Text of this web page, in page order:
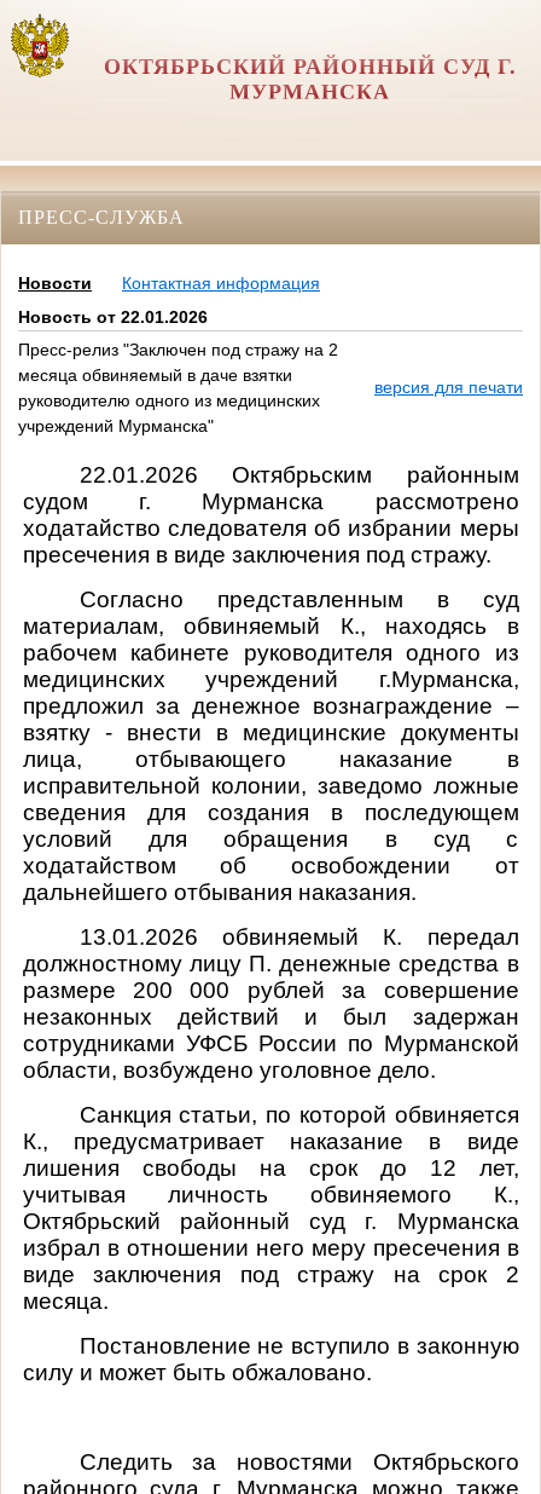
ОКТЯБРЬСКИЙ РАЙОННЫЙ СУД Г.
МУРМАНСКА
ПРЕСС-СЛУЖБА
Новости
Контактная информация
Новость от 22.01.2026
Пресс-релиз "Заключен под стражу на 2
месяца обвиняемый в даче взятки
руководителю одного из медицинских
учреждений Мурманска"
версия для печати
22.01.2026 Октябрьским районным
судом г. Мурманска рассмотрено
ходатайство следователя об избрании меры
пресечения в виде заключения под стражу.
Согласно представленным в суд
материалам, обвиняемый К., находясь в
рабочем кабинете руководителя одного из
медицинских учреждений г.Мурманска,
предложил за денежное вознаграждение –
взятку - внести в медицинские документы
лица, отбывающего наказание в
исправительной колонии, заведомо ложные
сведения для создания в последующем
условий для обращения в суд с
ходатайством об освобождении от
дальнейшего отбывания наказания.
13.01.2026 обвиняемый К. передал
должностному лицу П. денежные средства в
размере 200 000 рублей за совершение
незаконных действий и был задержан
сотрудниками УФСБ России по Мурманской
области, возбуждено уголовное дело.
Санкция статьи, по которой обвиняется
К., предусматривает наказание в виде
лишения свободы на срок до 12 лет,
учитывая личность обвиняемого К.,
Октябрьский районный суд г. Мурманска
избрал в отношении него меру пресечения в
виде заключения под стражу на срок 2
месяца.
Постановление не вступило в законную
силу и может быть обжаловано.
Следить за новостями Октябрьского
районного суда г. Мурманска можно также